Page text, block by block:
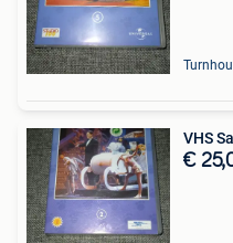
VHS
€